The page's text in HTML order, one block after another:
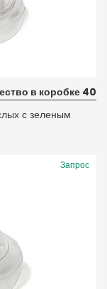
в коробке 40
с зеленым
Запрос